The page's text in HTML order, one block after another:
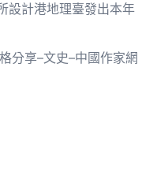
設計港地理臺發出本年
分享–文史–中國作家網